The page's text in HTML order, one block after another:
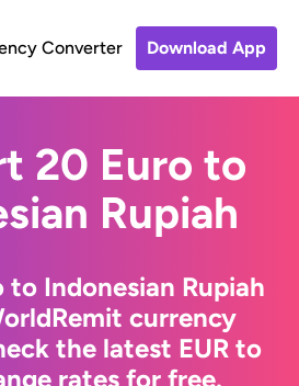
Converter Download App
20 Euro to
Rupiah
to Indonesian Rupiah
currency
the latest EUR to
rates for free.